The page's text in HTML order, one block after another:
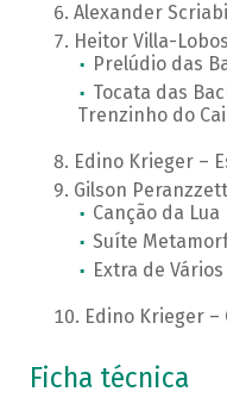
Alexander
Heitor Villa-Lobos
Prelúdio das
Tocata das
Trenzinho do
Edino Krieger –
Gilson
Canção da Lua
Suíte
Extra de Vários
Edino Krieger –
Ficha técnica